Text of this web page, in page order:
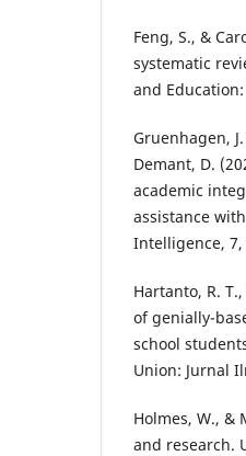
Feng, S., &
systematic
and
Gruenhagen,
Demant, D.
academic
assistance
Intelligence, 7,
Hartanto, R.
of genially-
school
Union: Jurnal
Holmes, W., &
and research.